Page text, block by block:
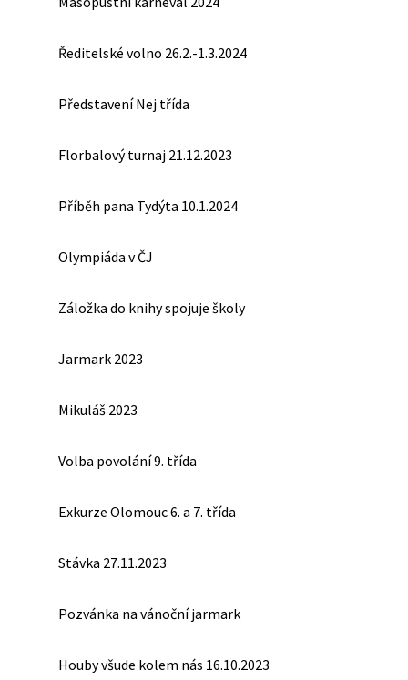
Ředitelské volno 26.2.-1.3.2024
Představení Nej třída
Florbalový turnaj 21.12.2023
Příběh pana Tydýta 10.1.2024
Olympiáda v ČJ
Záložka do knihy spojuje školy
Jarmark 2023
Mikuláš 2023
Volba povolání 9. třída
Exkurze Olomouc 6. a 7. třída
Stávka 27.11.2023
Pozvánka na vánoční jarmark
Houby všude kolem nás 16.10.2023